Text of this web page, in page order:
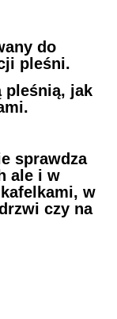
do
pleśni.
pleśnią, jak
sprawdza
ale i w
w
czy na